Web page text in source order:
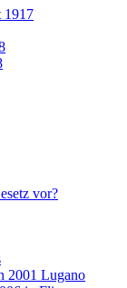
1917
vor?
2001 Lugano